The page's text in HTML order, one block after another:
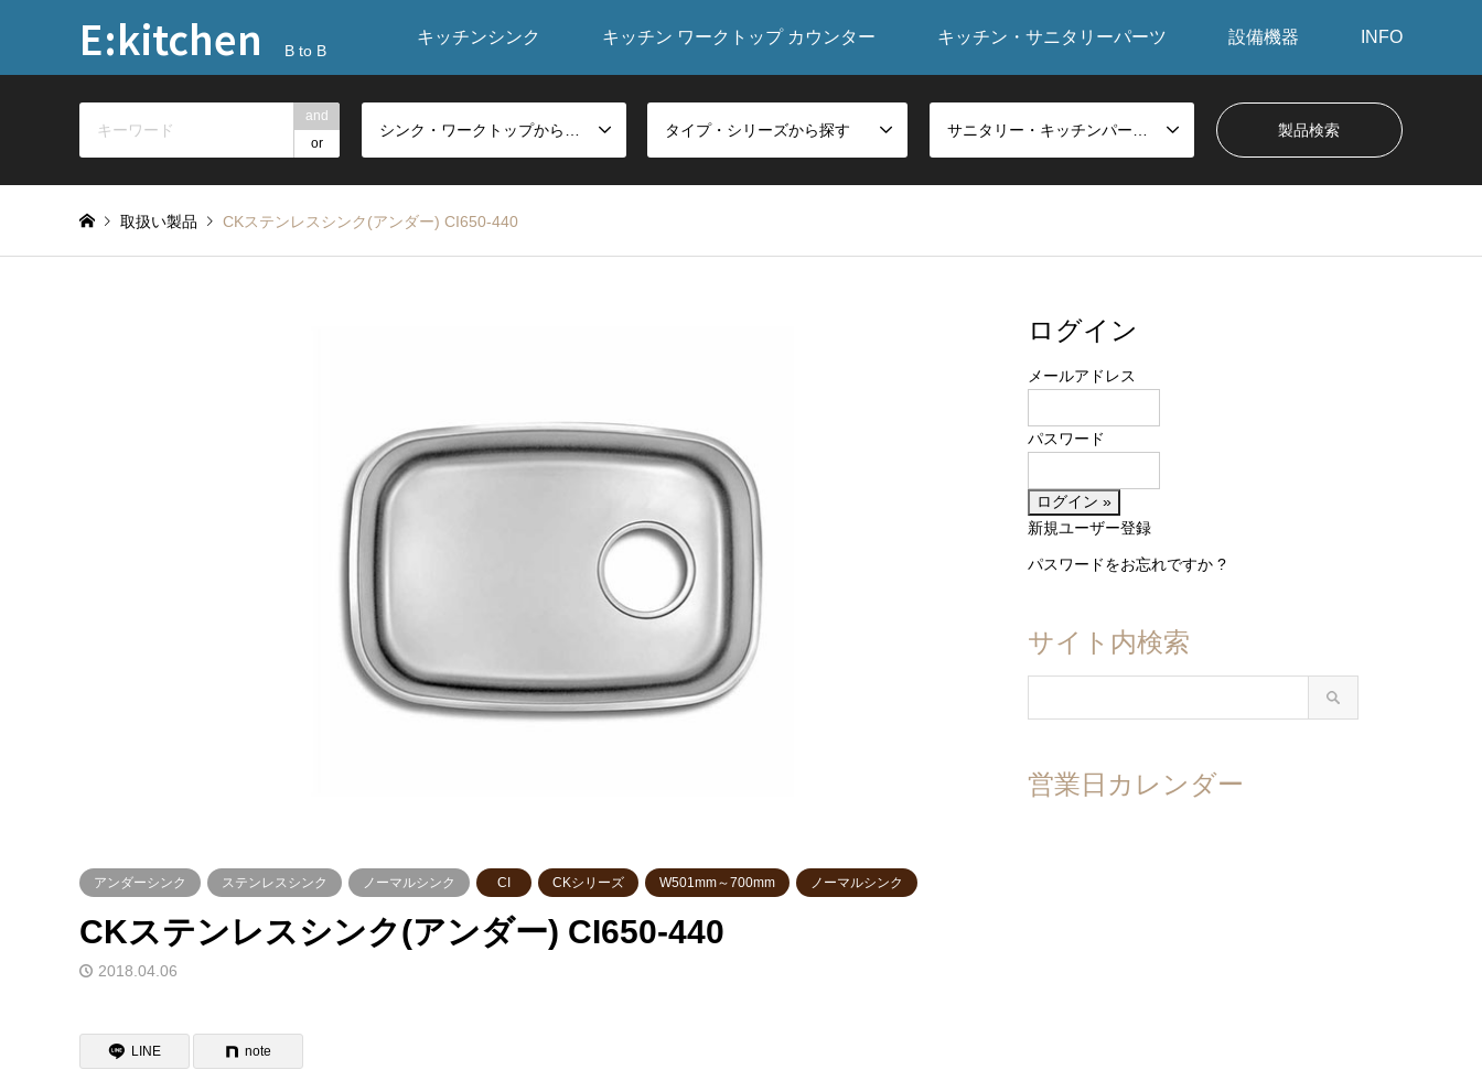
E:kitchen B to B
キッチンシンク キッチン ワークトップ カウンター キッチン・サニタリーパーツ 設備機器 INFO
and
or
タイプ・シリーズから探す
取扱い製品 CKステンレスシンク(アンダー) CI650-440
アンダーシンク ステンレスシンク ノーマルシンク CI CKシリーズ W501mm～700mm ノーマルシンク
CKステンレスシンク(アンダー) CI650-440
2018.04.06
LINE note
ログイン
メールアドレス
パスワード
新規ユーザー登録
パスワードをお忘れですか ?
サイト内検索
営業日カレンダー